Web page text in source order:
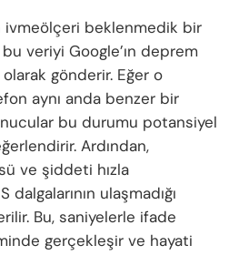
beklenmedik bir
bu veriyi Google’ın deprem
gönderir. Eğer o
aynı anda benzer bir
bu durumu potansiyel
Ardından,
ve şiddeti hızla
ulaşmadığı
Bu, saniyelerle ifade
gerçekleşir ve hayati